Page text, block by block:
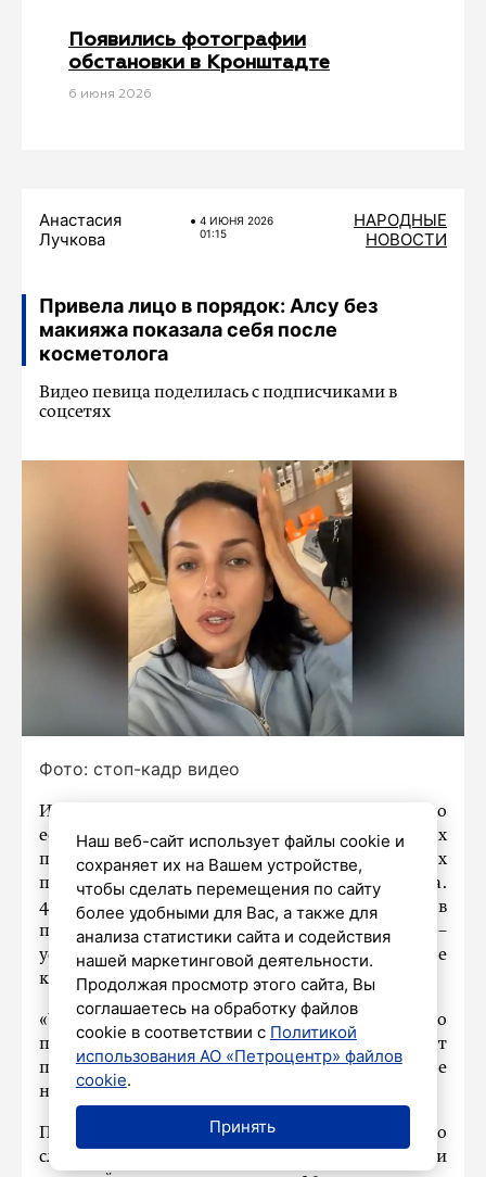
Появились фотографии
обстановки в Кронштадте
6 июня 2026
Анастасия
Лучкова
4 ИЮНЯ 2026
01:15
НАРОДНЫЕ
НОВОСТИ
Привела лицо в порядок: Алсу без
макияжа показала себя после
косметолога
Видео певица поделилась с подписчиками в
соцсетях
Фото: стоп-кадр видео
Известная певица Алсу показала себя не просто
естественной, но еще и после косметических
процедур. Она поделилась видео в соцсетях
после того, как сделала лифтинг-массаж лица.
42-летняя звезда решила привести лицо в
порядок. Ранее ей показалось, что у нее –
усталое состояние кожи. Результат после
косметолога ее приятно удивил.
«Что-то лицо мое устало немножко, надо было
привести его в порядок. Вот такой результат
после, кожа просто сияет и балдеет. Идеальное
начало дня», – сказала артистка.
Певица всегда говорила, что внимательно
следит за внешностью. По ее мнению, при
Наш веб-сайт использует файлы cookie и
сохраняет их на Вашем устройстве,
чтобы сделать перемещения по сайту
более удобными для Вас, а также для
анализа статистики сайта и содействия
нашей маркетинговой деятельности.
Продолжая просмотр этого сайта, Вы
соглашаетесь на обработку файлов
cookie в соответствии с Политикой
использования АО «Петроцентр» файлов
cookie.
Принять